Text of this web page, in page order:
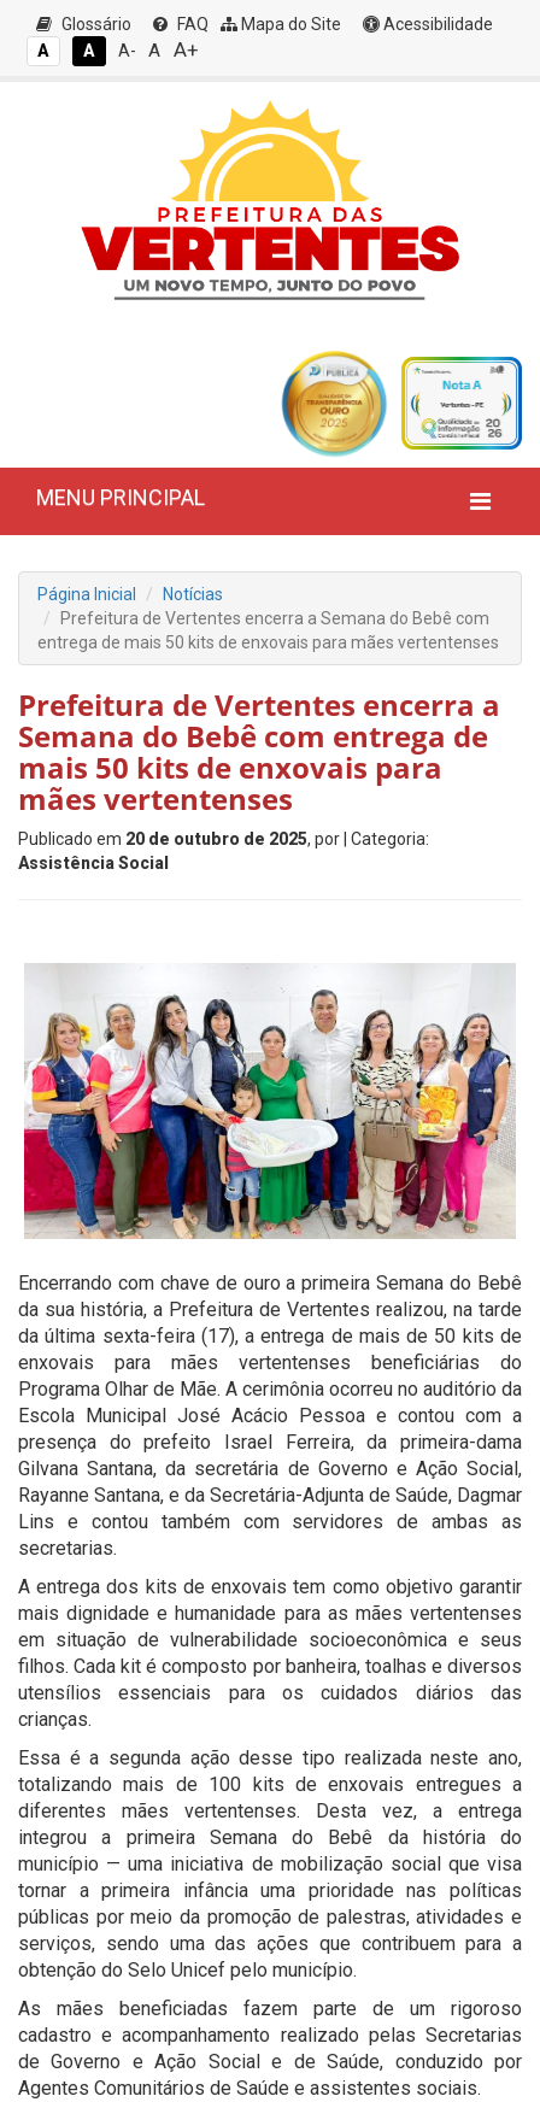
Glossário FAQ Mapa do Site
Acessibilidade
A
A A- A A+
MENU PRINCIPAL
Página Inicial
Notícias
Prefeitura de Vertentes encerra a Semana do Bebê com
entrega de mais 50 kits de enxovais para mães vertentenses
Prefeitura de Vertentes encerra a
Semana do Bebê com entrega de
mais 50 kits de enxovais para
mães vertentenses
Publicado em 20 de outubro de 2025, por | Categoria:
Assistência Social
Encerrando com chave de ouro a primeira Semana do Bebê
da sua história, a Prefeitura de Vertentes realizou, na tarde
da última sexta-feira (17), a entrega de mais de 50 kits de
enxovais para mães vertentenses beneficiárias do
Programa Olhar de Mãe. A cerimônia ocorreu no auditório da
Escola Municipal José Acácio Pessoa e contou com a
presença do prefeito Israel Ferreira, da primeira-dama
Gilvana Santana, da secretária de Governo e Ação Social,
Rayanne Santana, e da Secretária-Adjunta de Saúde, Dagmar
Lins e contou também com servidores de ambas as
secretarias.
A entrega dos kits de enxovais tem como objetivo garantir
mais dignidade e humanidade para as mães vertentenses
em situação de vulnerabilidade socioeconômica e seus
filhos. Cada kit é composto por banheira, toalhas e diversos
utensílios essenciais para os cuidados diários das
crianças.
Essa é a segunda ação desse tipo realizada neste ano,
totalizando mais de 100 kits de enxovais entregues a
diferentes mães vertentenses. Desta vez, a entrega
integrou a primeira Semana do Bebê da história do
município — uma iniciativa de mobilização social que visa
tornar a primeira infância uma prioridade nas políticas
públicas por meio da promoção de palestras, atividades e
serviços, sendo uma das ações que contribuem para a
obtenção do Selo Unicef pelo município.
As mães beneficiadas fazem parte de um rigoroso
cadastro e acompanhamento realizado pelas Secretarias
de Governo e Ação Social e de Saúde, conduzido por
Agentes Comunitários de Saúde e assistentes sociais.